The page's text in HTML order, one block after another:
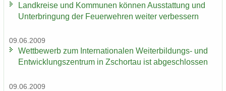
Land­krei­se und Kom­mu­nen kön­nen Aus­stat­tung und
Un­ter­brin­gung der Feu­er­weh­ren wei­ter ver­bes­sern
09.06.2009
Wett­be­werb zum In­ter­na­tio­na­len Weiterbildungs-​ und
Ent­wick­lungs­zen­trum in Zschor­tau ist ab­ge­schlos­sen
09.06.2009